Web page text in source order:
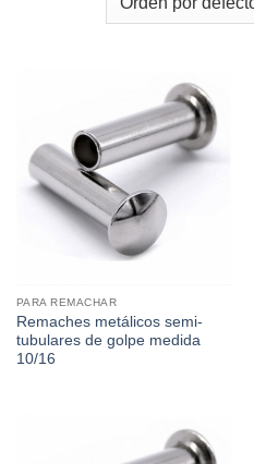
PARA REMACHAR
Remaches metálicos semi-
tubulares de golpe medida
10/16